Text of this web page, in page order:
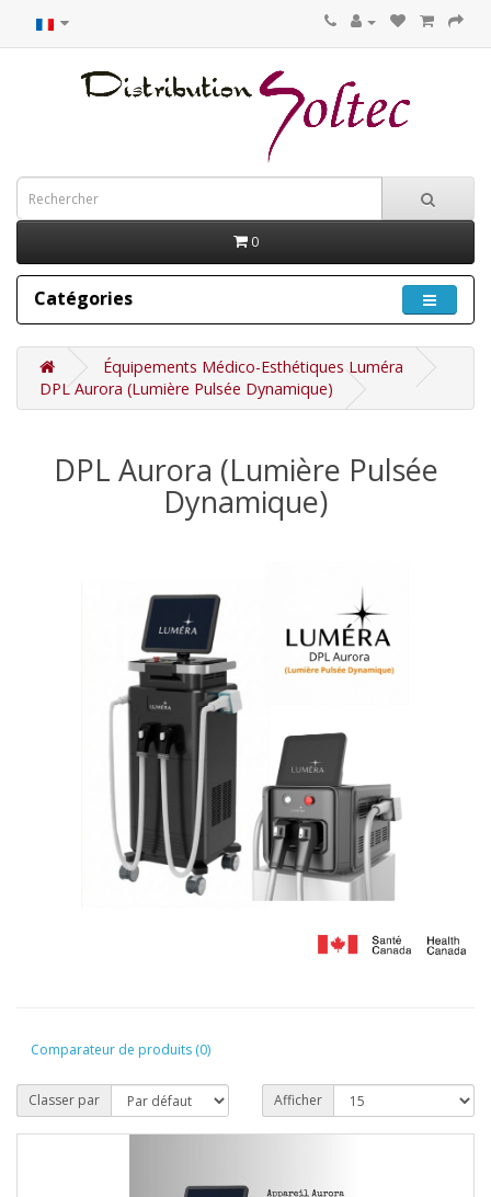
0
Catégories
Équipements Médico-Esthétiques Luméra
DPL Aurora (Lumière Pulsée Dynamique)
DPL Aurora (Lumière Pulsée
Dynamique)
Comparateur de produits (0)
Classer par Afficher